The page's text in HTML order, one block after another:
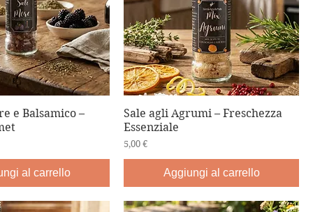
e Balsamico –
al carrello
Sale agli Agrumi – Freschezza
Essenziale
Prezzo
5,00 €
Aggiungi al carrello